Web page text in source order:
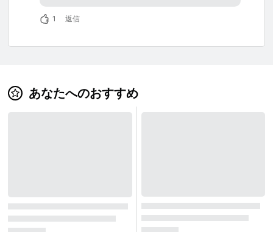
募をお願いしております。
すでに投稿済みのものは投稿カードの右上の三
お手数をおかけいたしますが、素敵な写真なの
選考時にはサイト内の投稿のいいねの回数も参
考とさせていただきます。
また、他のユーザーをフォローしたり、投稿に
いいね等のコミュニケーションをすることで自
1 返信
あなたへのおすすめ